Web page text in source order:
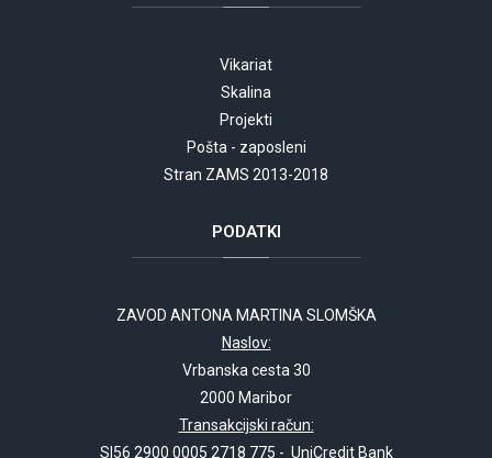
Vikariat
Skalina
Projekti
Pošta - zaposleni
Stran ZAMS 2013-2018
PODATKI
ZAVOD ANTONA MARTINA SLOMŠKA
Naslov:
Vrbanska cesta 30
2000 Maribor
Transakcijski račun:
SI56 2900 0005 2718 775 - UniCredit Bank